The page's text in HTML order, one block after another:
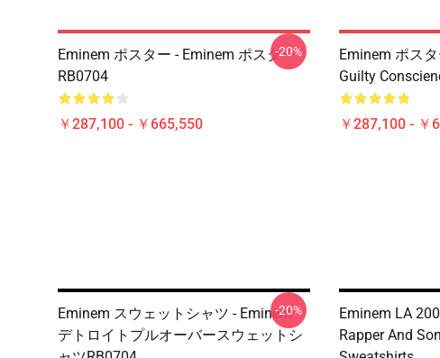
Eminem ポスター - Eminem ポスター
RB0704
￥287,100 - ￥665,550
-20%
Eminem ポス
Guilty
￥287,100 - ￥
Eminem スウェットシャツ - Eminem -
デトロイトプルオーバースウェットシ
-20%
Eminem LA
Rapper And